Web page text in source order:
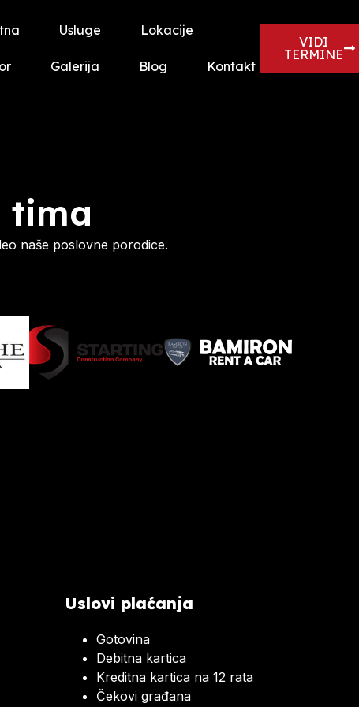
Usluge Lokacije
Galerija Blog Kontakt
VIDI
TERMINE
tima
naše poslovne porodice.
Uslovi plaćanja
Gotovina
Debitna kartica
Kreditna kartica na 12 rata
Čekovi građana